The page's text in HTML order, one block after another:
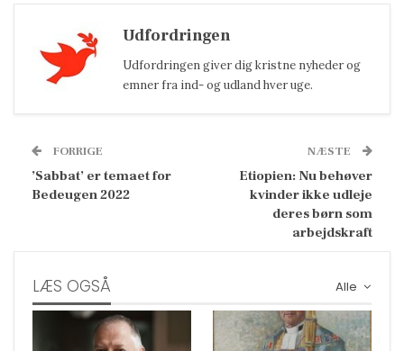
Udfordringen
Udfordringen giver dig kristne nyheder og
emner fra ind- og udland hver uge.
FORRIGE
’Sabbat’ er temaet for
Bedeugen 2022
NÆSTE
Etiopien: Nu behøver
kvinder ikke udleje
deres børn som
arbejdskraft
Alle
LÆS OGSÅ